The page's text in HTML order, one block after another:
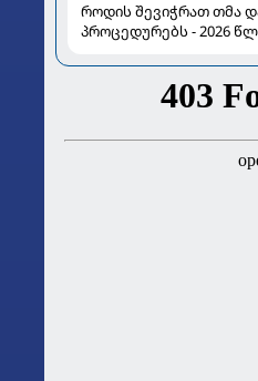
როდის შევიჭრათ თმა
პროცედურებს - 2026